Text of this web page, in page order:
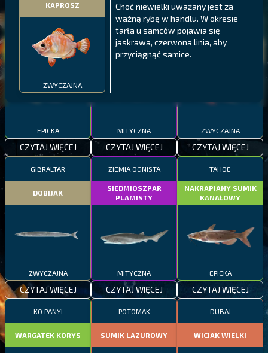
KAPROSZ
ZWYCZAJNA
Choć niewielki uważany jest za
ważną rybę w handlu. W okresie
tarła u samców pojawia się
jaskrawa, czerwona linia, aby
przyciągnąć samice.
MALAWI
PYSZCZAK ZACHODNI
EPICKA
CZYTAJ WIĘCEJ
PÓŁNOCNE FIORDY
LING
MITYCZNA
CZYTAJ WIĘCEJ
WYSPY GALAPAGOS
BODIAN
ZWYCZAJNA
CZYTAJ WIĘCEJ
GIBRALTAR
DOBIJAK
ZWYCZAJNA
CZYTAJ WIĘCEJ
ZIEMIA OGNISTA
SIEDMIOSZPAR
PLAMISTY
MITYCZNA
CZYTAJ WIĘCEJ
TAHOE
NAKRAPIANY SUMIK
KANAŁOWY
EPICKA
CZYTAJ WIĘCEJ
KO PANYI
WARGATEK KORYS
POTOMAK
SUMIK LAZUROWY
DUBAJ
WICIAK WIELKI